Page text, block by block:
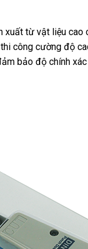
xuất từ vật liệu
công cường độ
bảo độ chính xác